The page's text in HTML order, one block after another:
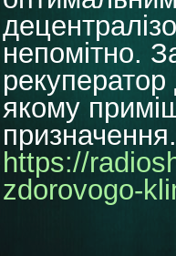
непомітно.
якому
https://
zdorovogo-